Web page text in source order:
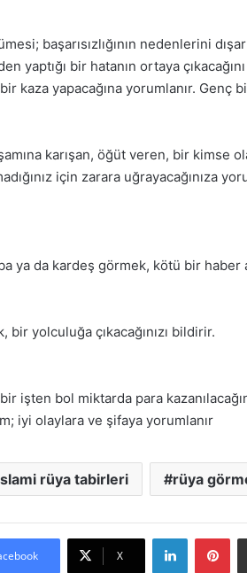
başarısızlığının nedenlerini
yaptığı bir hatanın ortaya
kaza yapacağına yorumlanır. Genç
karışan, öğüt veren, bir kimse
için zarara uğrayacağınıza
ya da kardeş görmek, kötü bir haber
bir yolculuğa çıkacağınızı bildirir.
işten bol miktarda para
iyi olaylara ve şifaya yorumlanır
rüya tabirleri rüya
X